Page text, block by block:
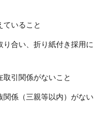
ていること
合い、折り紙付き採用に
引関係がないこと
関係（三親等以内）がない